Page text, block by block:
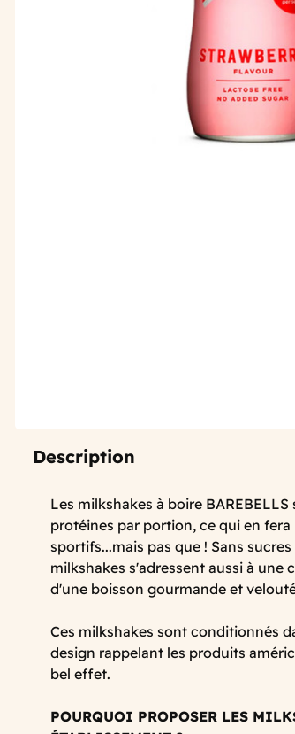
Description
Les milkshakes à boire
protéines par portion, ce qui en
sportifs...mais pas que ! Sans
milkshakes s'adressent aussi à une
d'une boisson gourmande et
Ces milkshakes sont conditionnés
design rappelant les produits
bel effet.
POURQUOI PROPOSER LES